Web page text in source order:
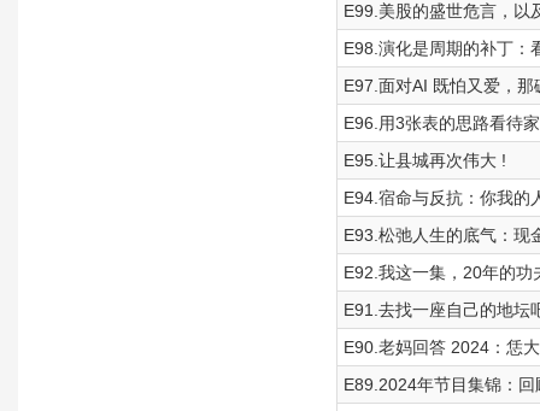
E99.美股的盛世危言，以
E98.演化是周期的补丁：
E97.面对AI 既怕又爱，
E96.用3张表的思路看待
E95.让县城再次伟大 !
E94.宿命与反抗：你我的
E93.松弛人生的底气：现
E92.我这一集，20年的功
E91.去找一座自己的地坛
E90.老妈回答 2024：恁
E89.2024年节目集锦：